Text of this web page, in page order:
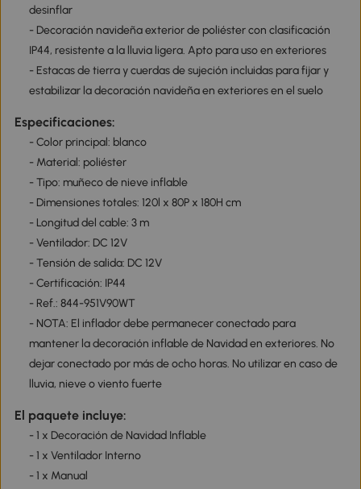
desinflar
- Decoración navideña exterior de poliéster con clasificación
IP44, resistente a la lluvia ligera. Apto para uso en exteriores
- Estacas de tierra y cuerdas de sujeción incluidas para fijar y
estabilizar la decoración navideña en exteriores en el suelo
Especificaciones:
- Color principal: blanco
- Material: poliéster
- Tipo: muñeco de nieve inflable
- Dimensiones totales: 120l x 80P x 180H cm
- Longitud del cable: 3 m
- Ventilador: DC 12V
- Tensión de salida: DC 12V
- Certificación: IP44
- Ref.: 844-951V90WT
- NOTA: El inflador debe permanecer conectado para
mantener la decoración inflable de Navidad en exteriores. No
dejar conectado por más de ocho horas. No utilizar en caso de
lluvia, nieve o viento fuerte
El paquete incluye:
- 1 x Decoración de Navidad Inflable
- 1 x Ventilador Interno
- 1 x Manual